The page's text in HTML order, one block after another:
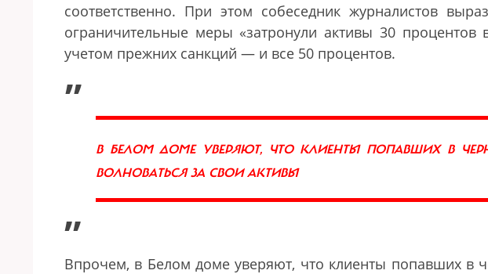
соответственно. При этом собеседник журналистов
ограничительные меры«затронули активы 30 процентов
учетом прежних санкций — и все 50 процентов.
„
В БЕЛОМ ДОМЕ УВЕРЯЮТ, ЧТО КЛИЕНТЫ ПОПАВШИХ В
ВОЛНОВАТЬСЯ ЗА СВОИ АКТИВЫ
”
Впрочем, в Белом доме уверяют, что клиенты попавших в